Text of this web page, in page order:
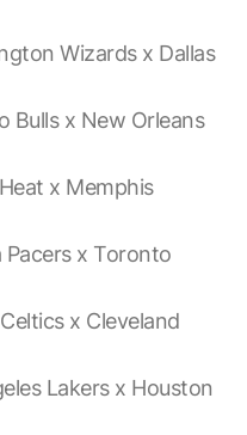
Wizards x Dallas
Bulls x New Orleans
x Memphis
Pacers x Toronto
x Cleveland
Lakers x Houston